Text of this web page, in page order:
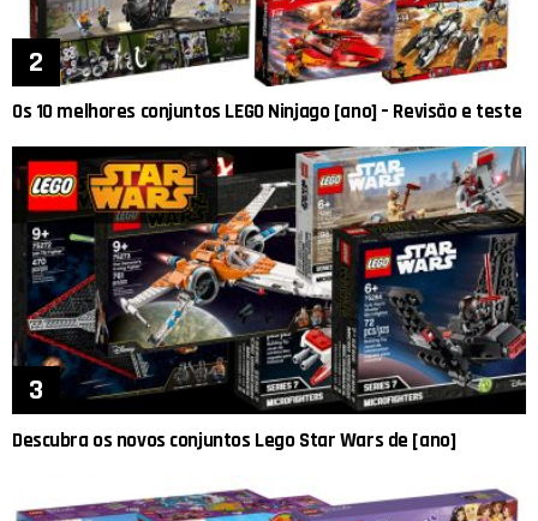
Os 10 melhores conjuntos LEGO Ninjago [ano] – Revisão e teste
Descubra os novos conjuntos Lego Star Wars de [ano]